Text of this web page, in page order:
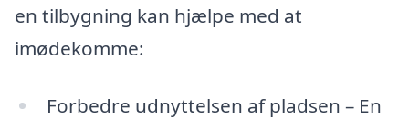
en tilbygning kan hjælpe med at
imødekomme:
Forbedre udnyttelsen af pladsen – En